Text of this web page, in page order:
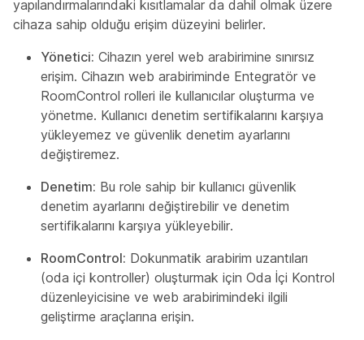
yapılandırmalarındaki kısıtlamalar da dahil olmak üzere
cihaza sahip olduğu erişim düzeyini belirler.
Yönetici: Cihazın yerel web arabirimine sınırsız
erişim. Cihazın web arabiriminde Entegratör ve
RoomControl rolleri ile kullanıcılar oluşturma ve
yönetme. Kullanıcı denetim sertifikalarını karşıya
yükleyemez ve güvenlik denetim ayarlarını
değiştiremez.
Denetim: Bu role sahip bir kullanıcı güvenlik
denetim ayarlarını değiştirebilir ve denetim
sertifikalarını karşıya yükleyebilir.
RoomControl: Dokunmatik arabirim uzantıları
(oda içi kontroller) oluşturmak için Oda İçi Kontrol
düzenleyicisine ve web arabirimindeki ilgili
geliştirme araçlarına erişin.